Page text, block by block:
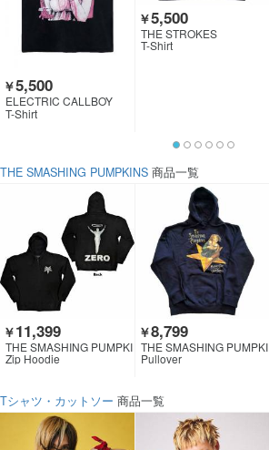
￥5,500
ELECTRIC CALLBOY
T-Shirt
￥5,500
THE STROKES
T-Shirt
THE SMASHING PUMPKINS 商品一覧
￥11,399
THE SMASHING PUMPKI
NS
Zip Hoodie
￥8,799
THE SMASHING PUMPKI
NS
Pullover
Tシャツ・カットソー 商品一覧